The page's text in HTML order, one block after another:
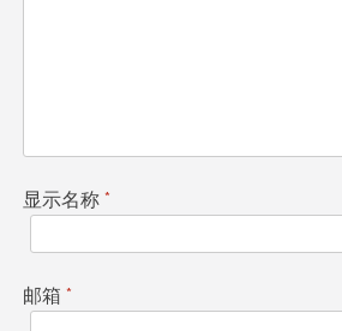
显示名称 *
邮箱 *